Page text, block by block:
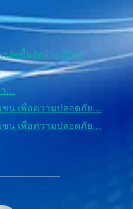
จัดซื้อจัดจ้าง เดือน
า…
ชน เพื่อความปลอดภัย…
ชน เพื่อความปลอดภัย…